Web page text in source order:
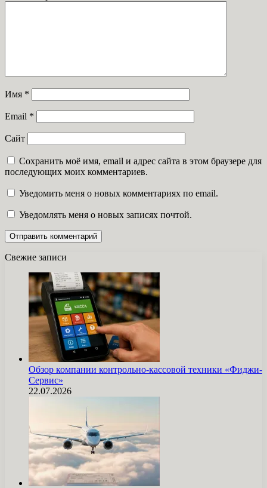
Имя *
Email *
Сайт
Сохранить моё имя, email и адрес сайта в этом браузере для
последующих моих комментариев.
Уведомить меня о новых комментариях по email.
Уведомлять меня о новых записях почтой.
Свежие записи
Обзор компании контрольно-кассовой техники «Фиджи-
Сервис»
22.07.2026